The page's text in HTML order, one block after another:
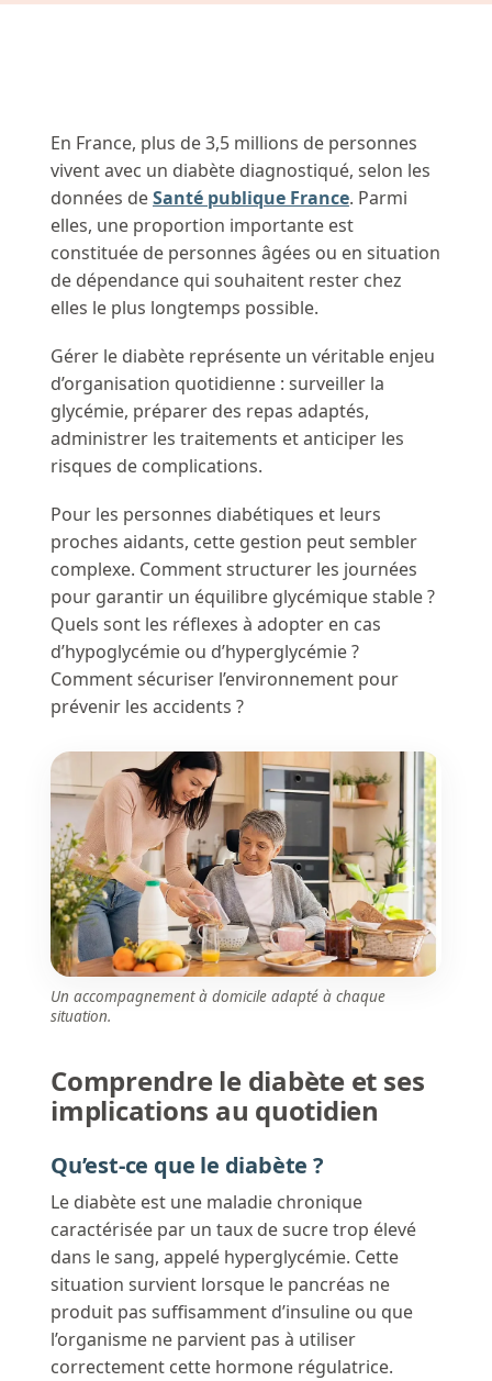
En France, plus de 3,5 millions de personnes
vivent avec un diabète diagnostiqué, selon les
données deSanté publique France. Parmi
elles, une proportion importante est
constituée de personnes âgées ou en situation
de dépendance qui souhaitent rester chez
elles le plus longtemps possible.
Gérer le diabète représente un véritable enjeu
d’organisation quotidienne : surveiller la
glycémie, préparer des repas adaptés,
administrer les traitements et anticiper les
risques de complications.
Pour les personnes diabétiques et leurs
proches aidants, cette gestion peut sembler
complexe. Comment structurer les journées
pour garantir un équilibre glycémique stable ?
Quels sont les réflexes à adopter en cas
d’hypoglycémie ou d’hyperglycémie ?
Comment sécuriser l’environnement pour
prévenir les accidents ?
Un accompagnement à domicile adapté à chaque
situation.
Comprendre le diabète et ses
implications au quotidien
Qu’est-ce que le diabète ?
Le diabète est une maladie chronique
caractérisée par un taux de sucre trop élevé
dans le sang, appelé hyperglycémie. Cette
situation survient lorsque le pancréas ne
produit pas suffisamment d’insuline ou que
l’organisme ne parvient pas à utiliser
correctement cette hormone régulatrice.